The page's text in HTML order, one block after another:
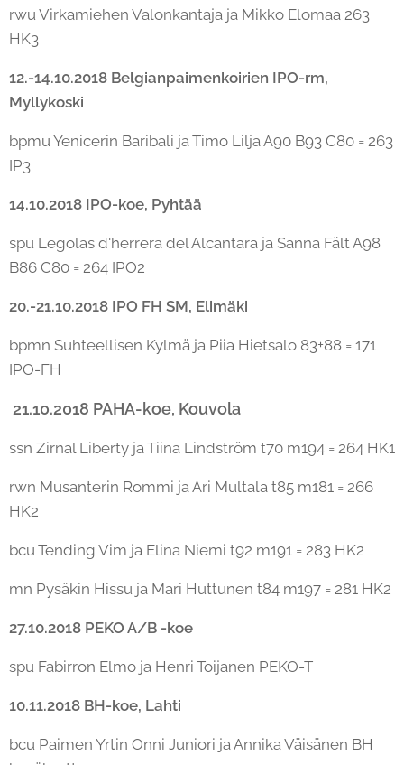
rwu Virkamiehen Valonkantaja ja Mikko Elomaa 263
HK3
12.-14.10.2018 Belgianpaimenkoirien IPO-rm,
Myllykoski
bpmu Yenicerin Baribali ja Timo Lilja A90 B93 C80 = 263
IP3
14.10.2018 IPO-koe, Pyhtää
spu Legolas d'herrera del Alcantara ja Sanna Fält A98
B86 C80 = 264 IPO2
20.-21.10.2018 IPO FH SM, Elimäki
bpmn Suhteellisen Kylmä ja Piia Hietsalo 83+88 = 171
IPO-FH
21.10.2018 PAHA-koe, Kouvola
ssn Zirnal Liberty ja Tiina Lindström t70 m194 = 264 HK1
rwn Musanterin Rommi ja Ari Multala t85 m181 = 266
HK2
bcu Tending Vim ja Elina Niemi t92 m191 = 283 HK2
mn Pysäkin Hissu ja Mari Huttunen t84 m197 = 281 HK2
27.10.2018 PEKO A/B -koe
spu Fabirron Elmo ja Henri Toijanen PEKO-T
10.11.2018 BH-koe, Lahti
bcu Paimen Yrtin Onni Juniori ja Annika Väisänen BH